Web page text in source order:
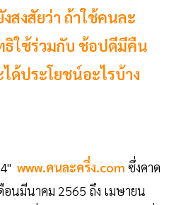
สงสัยว่า ถ้าใช้คนละ
ธิใช้ร่วมกับ ช้อปดีมีคืน
ได้ประโยชน์อะไรบ้าง
www.คนละครึ่ง.com ซึ่งคาด
อนมีนาคม 2565 ถึง เมษายน